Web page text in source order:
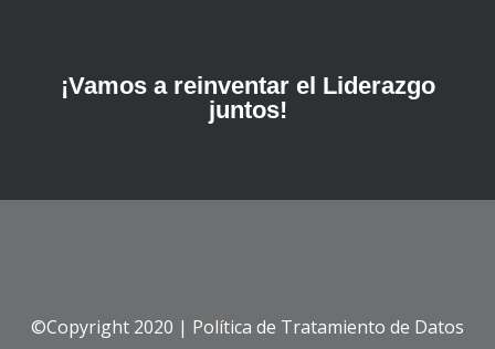
¡Vamos a reinventar el Liderazgo
juntos!
©Copyright 2020 | Política de Tratamiento de Datos